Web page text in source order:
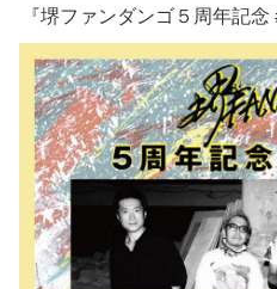
『堺ファンダンゴ５周年記念